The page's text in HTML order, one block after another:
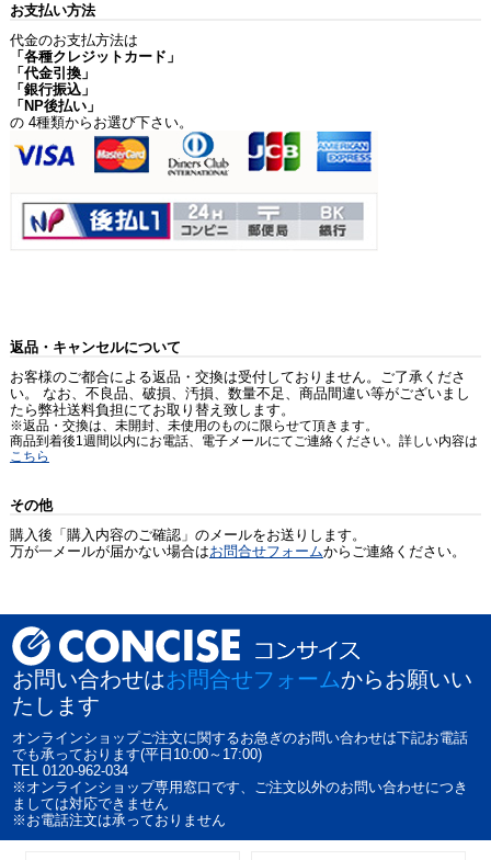
お支払い方法
代金のお支払方法は
「各種クレジットカード」
「代金引換」
「銀行振込」
「NP後払い」
の 4種類からお選び下さい。
返品・キャンセルについて
お客様のご都合による返品・交換は受付しておりません。ご了承くださ
い。 なお、不良品、破損、汚損、数量不足、商品間違い等がございまし
たら弊社送料負担にてお取り替え致します。
※返品・交換は、未開封、未使用のものに限らせて頂きます。
商品到着後1週間以内にお電話、電子メールにてご連絡ください。詳しい内容は
こちら
その他
購入後「購入内容のご確認」のメールをお送りします。
万が一メールが届かない場合はお問合せフォームからご連絡ください。
お問い合わせはお問合せフォームからお願いい
たします
オンラインショップご注文に関するお急ぎのお問い合わせは下記お電話
でも承っております(平日10:00～17:00)
TEL 0120-962-034
※オンラインショップ専用窓口です、ご注文以外のお問い合わせにつき
ましては対応できません
※お電話注文は承っておりません